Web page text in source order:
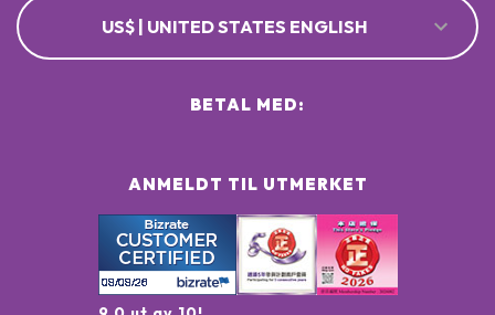
US$ | UNITED STATES ENGLISH
ANMELDT TIL UTMERKET
BETAL MED: